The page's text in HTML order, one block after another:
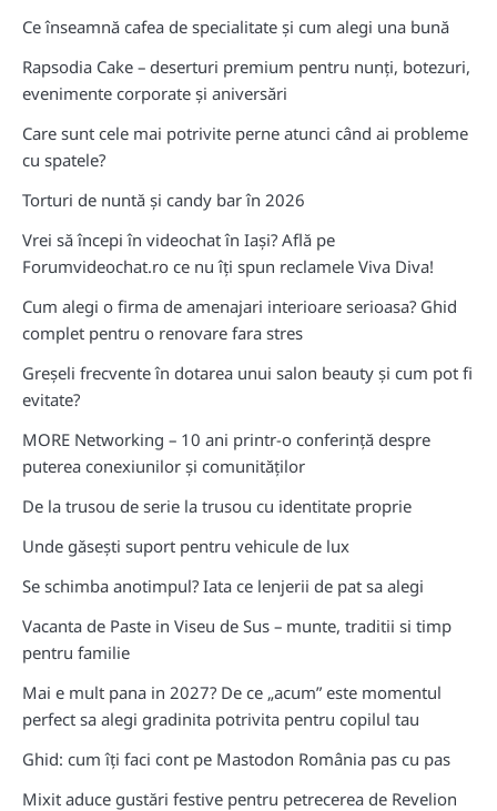
Ce înseamnă cafea de specialitate și cum alegi una bună
Rapsodia Cake – deserturi premium pentru nunți, botezuri,
evenimente corporate și aniversări
Care sunt cele mai potrivite perne atunci când ai probleme
cu spatele?
Torturi de nuntă și candy bar în 2026
Vrei să începi în videochat în Iași? Află pe
Forumvideochat.ro ce nu îți spun reclamele Viva Diva!
Cum alegi o firma de amenajari interioare serioasa? Ghid
complet pentru o renovare fara stres
Greșeli frecvente în dotarea unui salon beauty și cum pot fi
evitate?
MORE Networking – 10 ani printr-o conferință despre
puterea conexiunilor și comunităților
De la trusou de serie la trusou cu identitate proprie
Unde găsești suport pentru vehicule de lux
Se schimba anotimpul? Iata ce lenjerii de pat sa alegi
Vacanta de Paste in Viseu de Sus – munte, traditii si timp
pentru familie
Mai e mult pana in 2027? De ce „acum” este momentul
perfect sa alegi gradinita potrivita pentru copilul tau
Ghid: cum îți faci cont pe Mastodon România pas cu pas
Mixit aduce gustări festive pentru petrecerea de Revelion